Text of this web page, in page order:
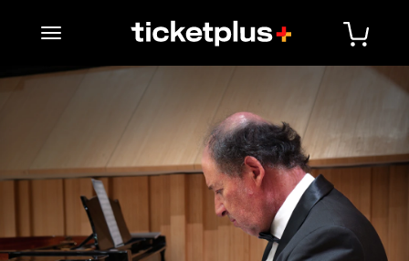
desplegar navegación